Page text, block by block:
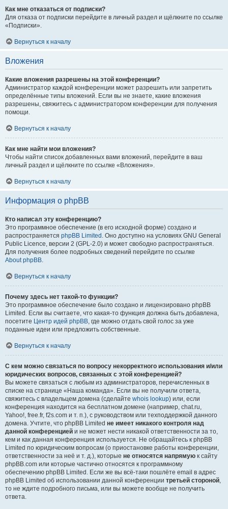
Как мне отказаться от подписки?
Для отказа от подписки перейдите в личный раздел и щёлкните по ссылке
«Подписки».
Вернуться к началу
Вложения
Какие вложения разрешены на этой конференции?
Администратор каждой конференции может разрешить или запретить
определённые типы вложений. Если вы не знаете, какие вложения
разрешены, свяжитесь с администратором конференции для получения
помощи.
Вернуться к началу
Как мне найти мои вложения?
Чтобы найти список добавленных вами вложений, перейдите в ваш
личный раздел и щёлкните по ссылке «Вложения».
Вернуться к началу
Информация о phpBB
Кто написал эту конференцию?
Это программное обеспечение (в его исходной форме) создано и
распространяется phpBB Limited . Оно доступно на условиях GNU General
Public Licence, версии 2 (GPL-2.0) и может свободно распространяться.
Для получения более подробных сведений перейдите по ссылке
About phpBB.
Вернуться к началу
Почему здесь нет такой-то функции?
Это программное обеспечение было создано и лицензировано phpBB
Limited. Если вы считаете, что какая-то функция должна быть добавлена,
посетите Центр идей phpBB, где можно отдать свой голос за уже
поданные идеи или предложить собственные.
Вернуться к началу
С кем можно связаться по вопросу некорректного использования и/или
юридических вопросов, связанных с этой конференцией?
Вы можете связаться с любым из администраторов, перечисленных в
списке на странице «Наша команда». Если вы не получили ответа,
свяжитесь с владельцем домена (сделайте whois lookup) или, если
конференция находится на бесплатном домене (например, chat.ru,
Yahoo!, free.fr, f2s.com и т. п.), с руководством или техподдержкой данного
домена. Учтите, что phpBB Limited не имеет никакого контроля над
данной конференцией и не может нести никакой ответственности за то,
кем и как данная конференция используется. Не обращайтесь к phpBB
Limited по юридическим вопросам (о приостановке работы конференции,
ответственности за неё и т. д.), которые не относятся напрямую к сайту
phpBB.com или которые частично относятся к программному
обеспечению phpBB Limited. Если же вы всё-таки пошлёте email в адрес
phpBB Limited об использовании данной конференции третьей стороной,
то не ждите подробного письма, или вы можете вообще не получить
ответа.